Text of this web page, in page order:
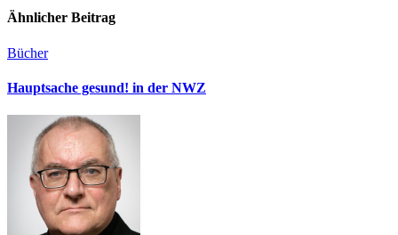
Ähnlicher Beitrag
Bücher
Hauptsache gesund! in der NWZ